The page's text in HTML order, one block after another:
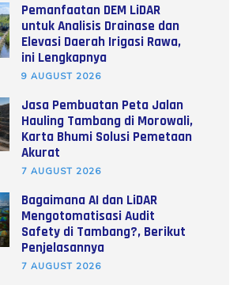
Pemanfaatan DEM LiDAR
untuk Analisis Drainase dan
Elevasi Daerah Irigasi Rawa,
ini Lengkapnya
9 AUGUST 2026
Jasa Pembuatan Peta Jalan
Hauling Tambang di Morowali,
Karta Bhumi Solusi Pemetaan
Akurat
7 AUGUST 2026
Bagaimana AI dan LiDAR
Mengotomatisasi Audit
Safety di Tambang?, Berikut
Penjelasannya
7 AUGUST 2026